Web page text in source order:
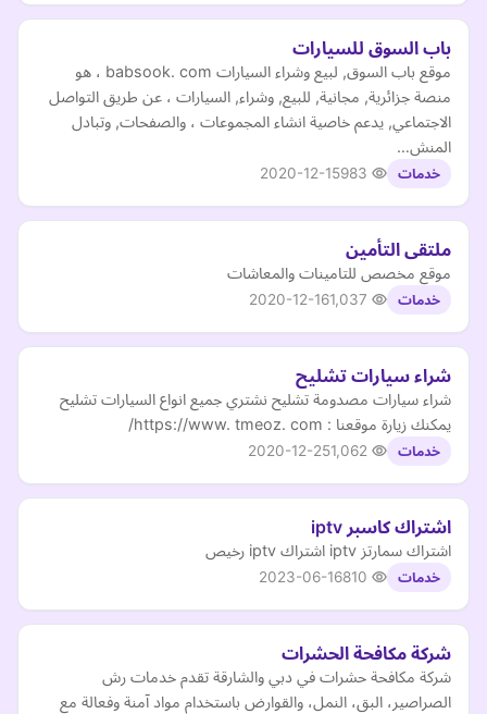
باب السوق للسيارات
موقع باب السوق, لبيع وشراء السيارات babsook. com ، هو
منصة جزائرية, مجانية, للبيع, وشراء, السيارات ، عن طريق التواصل
الاجتماعي, يدعم خاصية انشاء المجموعات ، والصفحات, وتبادل
المنش…
خدمات 2020-12-15
ملتقى التأمين
موقع مخصص للتامينات والمعاشات
خدمات 2020-12-16
شراء سيارات تشليح
شراء سيارات مصدومة تشليح نشتري جميع انواع السيارات تشليح
يمكنك زيارة موقعنا : https://www. tmeoz. com/
خدمات 2020-12-25
اشتراك كاسبر iptv
اشتراك سمارتز iptv اشتراك iptv رخيص
خدمات 2023-06-16
شركة مكافحة الحشرات
شركة مكافحة حشرات في دبي والشارقة تقدم خدمات رش
الصراصير، البق، النمل، والقوارض باستخدام مواد آمنة وفعالة مع